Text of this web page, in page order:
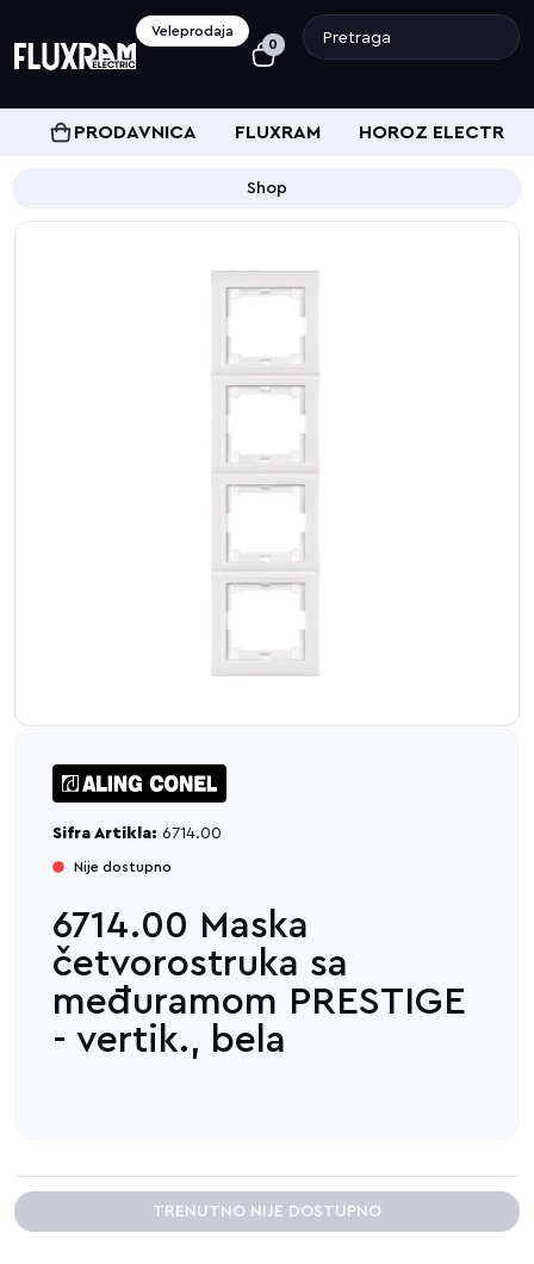
Veleprodaja
0
PRODAVNICA FLUXRAM HOROZ ELECTRIC
Shop
Sifra Artikla: 6714.00
Nije dostupno
6714.00 Maska
četvorostruka sa
međuramom PRESTIGE
- vertik., bela
TRENUTNO NIJE DOSTUPNO